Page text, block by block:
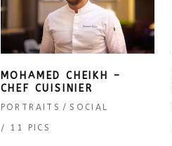
MOHAMED CHEIKH –
CHEF CUISINIER
PORTRAITS SOCIAL
11 PICS